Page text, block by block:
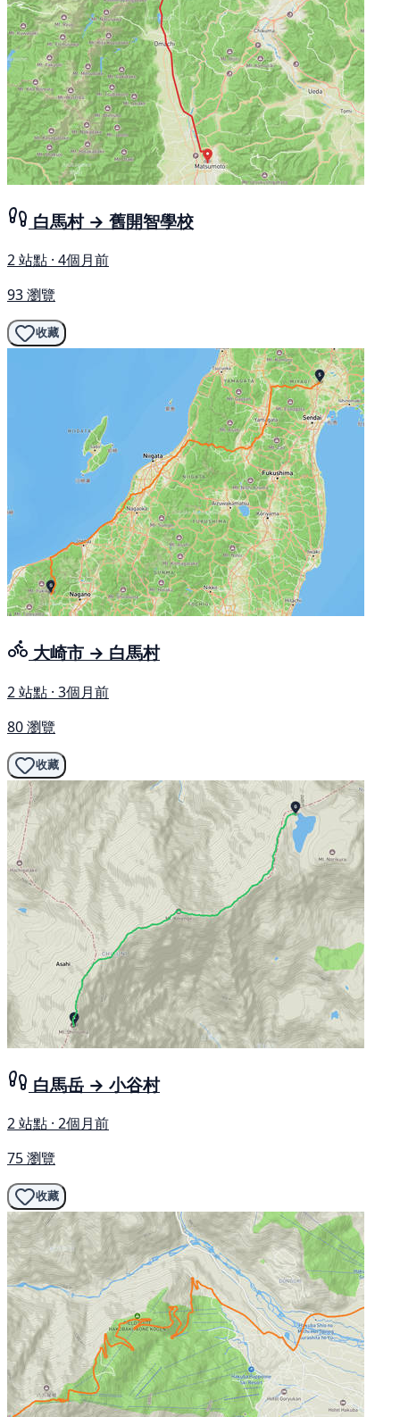
白馬村 → 舊開智學校
2 站點 · 4個月前
93 瀏覽
收藏
大崎市 → 白馬村
2 站點 · 3個月前
80 瀏覽
收藏
白馬岳 → 小谷村
2 站點 · 2個月前
75 瀏覽
收藏